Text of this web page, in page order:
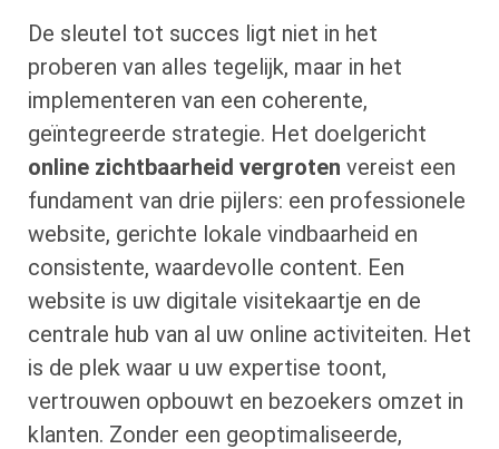
De sleutel tot succes ligt niet in het
proberen van alles tegelijk, maar in het
implementeren van een coherente,
geïntegreerde strategie. Het doelgericht
online zichtbaarheid vergroten vereist een
fundament van drie pijlers: een professionele
website, gerichte lokale vindbaarheid en
consistente, waardevolle content. Een
website is uw digitale visitekaartje en de
centrale hub van al uw online activiteiten. Het
is de plek waar u uw expertise toont,
vertrouwen opbouwt en bezoekers omzet in
klanten. Zonder een geoptimaliseerde,